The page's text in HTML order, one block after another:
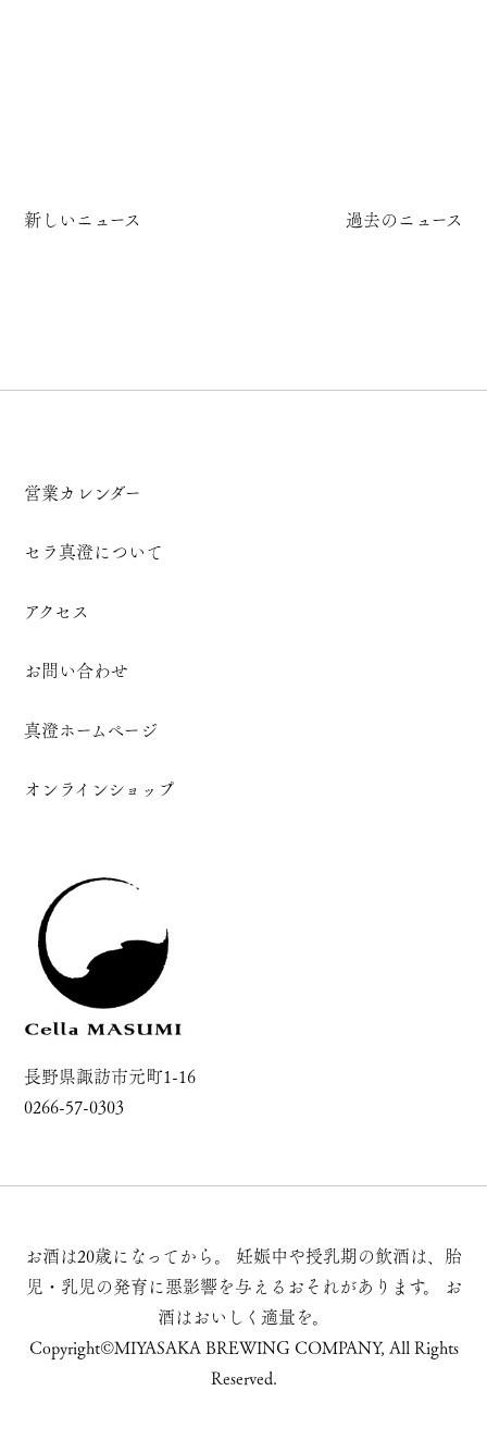
新しいニュース 過去のニュース
営業カレンダー
セラ真澄について
アクセス
お問い合わせ
真澄ホームページ
オンラインショップ
長野県諏訪市元町1-16
0266-57-0303
お酒は20歳になってから。
妊娠中や授乳期の飲酒は、胎
児・乳児の発育に悪影響を与えるおそれがあります。
お
酒はおいしく適量を。
Copyright©MIYASAKA BREWING COMPANY, All Rights
Reserved.